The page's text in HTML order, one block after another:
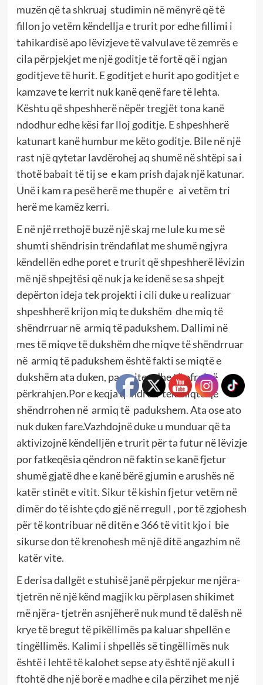
muzën që ta shkruaj studimin në mënyrë që të
fillon jo vetëm këndellja e trurit por edhe fillimi i
tahikardisë apo lëvizjeve të valvulave të zemrës e
cila përpjekjet me një goditje të fortë që i ngjan
goditjeve të hurit. E goditjet e hurit apo goditjet e
kamzave te kerrit nuk kanë qenë fare të lehta.
Kështu që shpeshherë nëpër tregjët tona kanë
ndodhur edhe kësi far lloj goditje. E shpeshherë
katunart kanë humbur me këto goditje. Bile në një
rast një qytetar lavdërohej aq shumë në shtëpi sa i
thotë babait të tij se e kam prish dajak një katunar.
Unë i kam ra pesë herë me thupër e ai vetëm tri
herë me kamëz kerri.
E në një rrethojë buzë një skaj me lule ku me së
shumti shëndrisin trëndafilat me shumë ngjyra
këndellën edhe poret e trurit që shpeshherë lëvizin
më një shpejtësi që nuk ja ke idenë se sa shpejt
depërton ideja tek projekti i cili duke u realizuar
shpeshherë krijon miq te dukshëm dhe miq të
shëndrruar në armiq të padukshem. Dallimi në
mes të miqve të dukshëm dhe miqve të shëndrruar
në armiq të padukshem është fakti se miqtë e
dukshëm ata duken, paraqiten dhe të ofrojnë
përkrahjen.Por e keqja qëndron tek miqtë që
shëndrrohen në armiq të padukshem. Ata ose ato
nuk duken fare.Vazhdojnë duke u munduar që ta
aktivizojnë këndelljën e trurit për ta futur në lëvizje
por fatkeqësia qëndron në faktin se kanë fjetur
shumë gjatë dhe e kanë bërë gjumin e arushës në
katër stinët e vitit. Sikur të kishin fjetur vetëm në
dimër do të ishte çdo gjë në rregull , por të zgjohesh
për të kontribuar në ditën e 366 të vitit kjo i bie
sikurse don të krenohesh më një ditë angazhim në
katër vite.
E derisa dallgët e stuhisë janë përpjekur me njëra-
tjetrën në një kënd magjik ku përplasen shikimet
më njëra- tjetrën asnjëherë nuk mund të dalësh në
krye të bregut të pikëllimës pa kaluar shpellën e
tingëllimës. Kalimi i shpellës së tingëllimës nuk
është i lehtë të kalohet sepse aty është një akull i
ftohtë dhe një borë e madhe e cila përzihet me një